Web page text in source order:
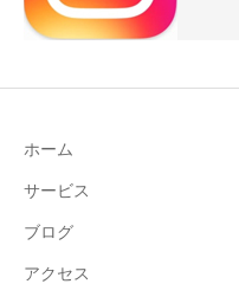
ホーム
サービス
ブログ
アクセス